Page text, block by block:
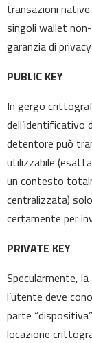
transazioni
singoli wallet
garanzia di
PUBLIC KEY
In gergo
dell’identificativo
detentore può
utilizzabile
un contesto
centralizzata)
certamente per
PRIVATE KEY
Specularmente,
l’utente deve
parte
locazione